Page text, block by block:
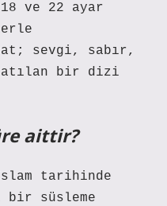
ve 22 ayar
sevgi, sabır,
bir dizi
aittir?
tarihinde
bir süsleme